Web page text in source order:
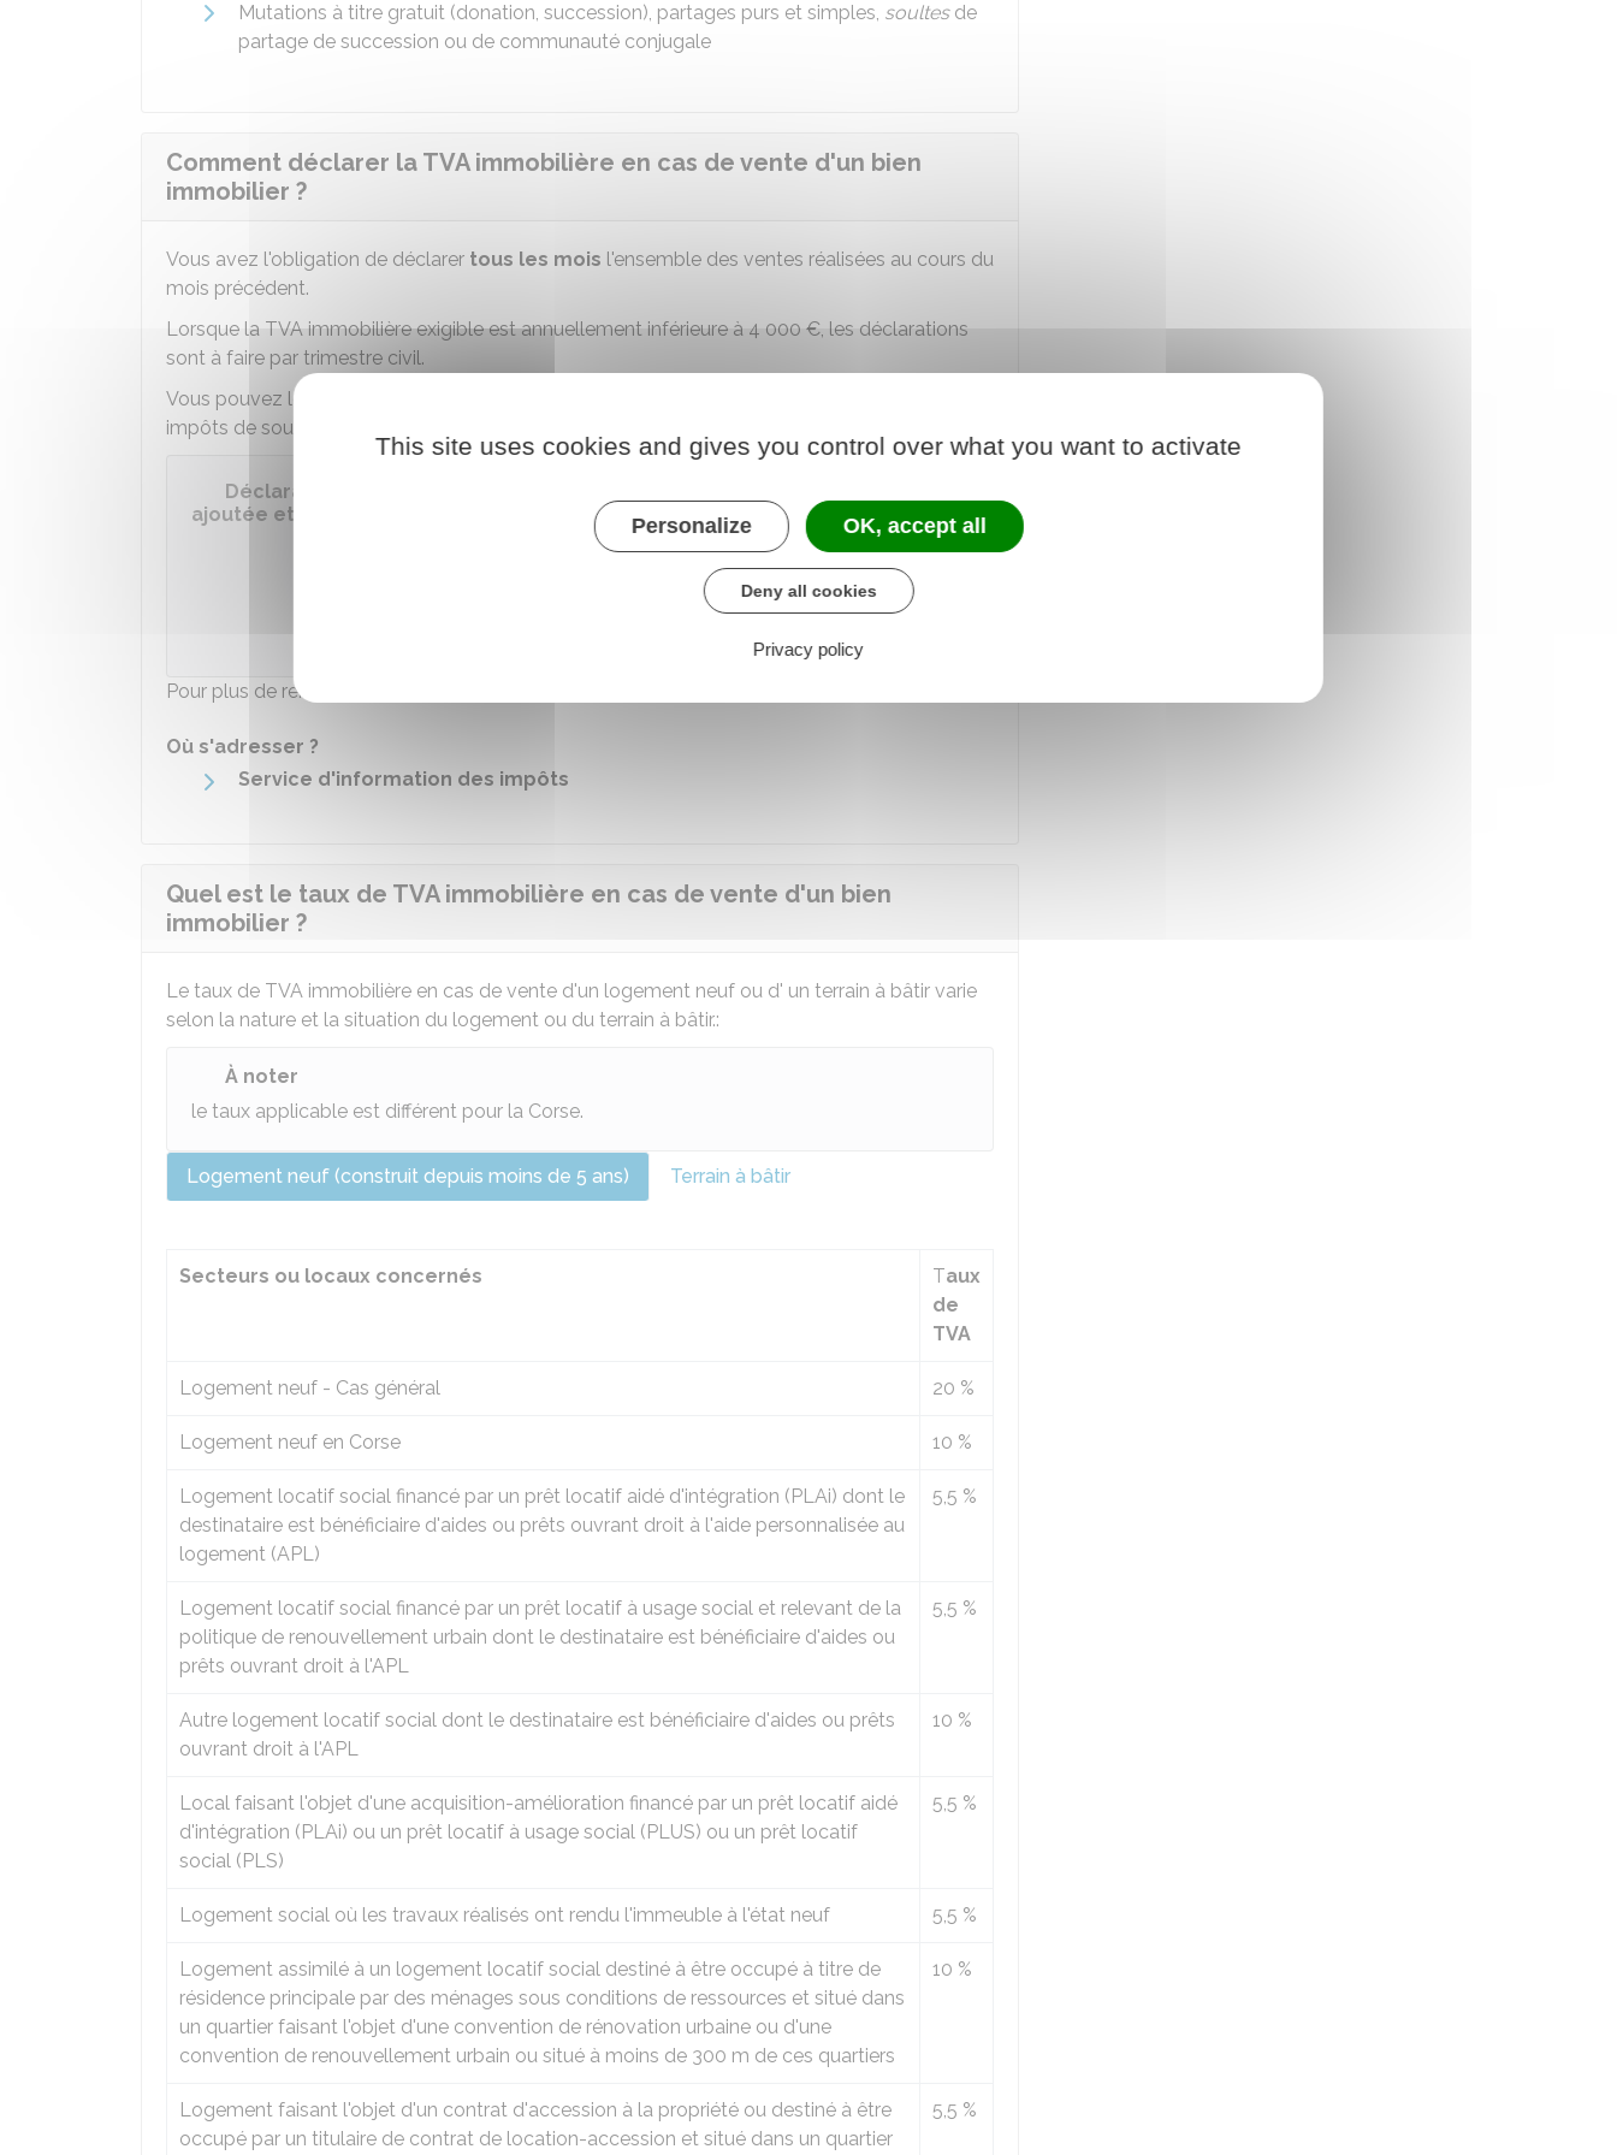
Mutations à titre gratuit (donation, succession), partages purs et simples, soultesde
partage de succession ou de communauté conjugale
Comment déclarer la TVA immobilière en cas de vente d'un bien
immobilier ?
Vous avez l'obligation de déclarer tous les mois l'ensemble des ventes réalisées au cours du
mois précédent.
Lorsque la TVAimmobilière exigible est annuellement inférieure à 4 000 €, les déclarations
sont à faire par trimestre civil.
Vous pouvez le faire par internet ou à l'aide d'un formulaire à déposer à votre service des
impôts de souscription des déclarations.
Déclaration de la taxe sur la valeur ajoutée (TVA) - Taxe sur la valeur
ajoutée et taxes assimilées - Régime réel normal-mini réel
Pour plus de renseignements, vous pouvez contacter le service d'information des impôts.
Où s'adresser ?
Service d'information des impôts
Quel est le taux de TVA immobilière en cas de vente d'un bien
immobilier ?
Le taux de TVA immobilière en cas de vente d'un logement neuf ou d' un terrain à bâtir varie
selon la nature et la situation du logement ou du terrain à bâtir.:
À noter
le taux applicable est différent pour la Corse.
Logement neuf (construit depuis moins de 5 ans) Terrain à bâtir
Secteurs ou locaux concernés Taux
de
TVA
Logement neuf - Cas général 20 %
Logement neuf en Corse 10 %
Logement locatif social financé par un prêt locatif aidé d'intégration (PLAi) dont le
destinataire est bénéficiaire d'aides ou prêts ouvrant droit à l'aide personnalisée au
logement (APL)
5,5 %
Logement locatif social financé par un prêt locatif à usage social et relevant de la
politique de renouvellement urbain dont le destinataire est bénéficiaire d'aides ou
prêts ouvrant droit à l'APL
5,5 %
Autre logement locatif social dont le destinataire est bénéficiaire d'aides ou prêts
ouvrant droit à l'APL
10 %
Local faisant l'objet d'une acquisition-amélioration financé par un prêt locatif aidé
d'intégration (PLAi) ou un prêt locatif à usage social (PLUS) ou un prêt locatif
social (PLS)
5,5 %
Logement social où les travaux réalisés ont rendu l'immeuble à l'état neuf 5,5 %
Logement assimilé à un logement locatif social destiné à être occupé à titre de
résidence principale par des ménages sous conditions de ressources et situé dans
un quartier faisant l'objet d'une convention de rénovation urbaine ou d'une
convention de renouvellement urbain ou situé à moins de 300 m de ces quartiers
10 %
Logement faisant l'objet d'un contrat d'accession à la propriété ou destiné à être
occupé par un titulaire de contrat de location-accession et situé dans un quartier
5,5 %
This site uses cookies and gives you control over what you want to activate
Personalize OK, accept all
Deny all cookies
Privacy policy